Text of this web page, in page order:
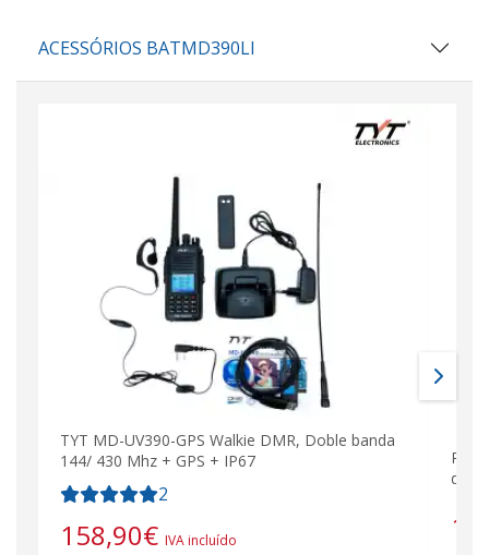
ACESSÓRIOS BATMD390LI
TYT MD-UV390-GPS Walkie DMR, Doble banda
144/ 430 Mhz + GPS + IP67
2
158,90€ IVA incluído